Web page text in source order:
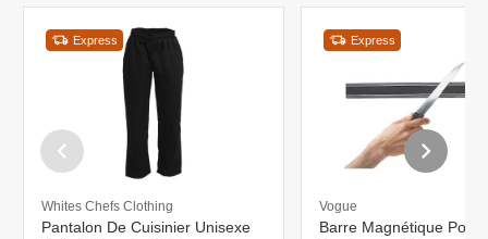
Express
Whites Chefs Clothing
Pantalon De Cuisinier Unisexe
Express
Vogue
Barre Magnétique Pour